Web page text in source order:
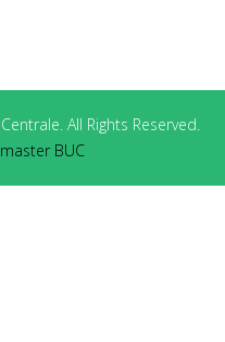
All Rights Reserved.
BUC